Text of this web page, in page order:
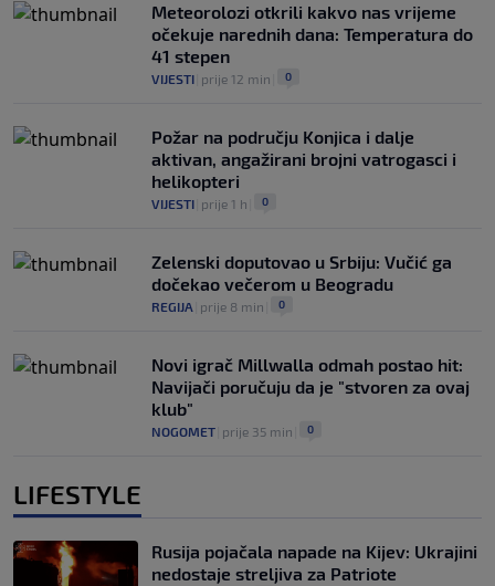
Meteorolozi otkrili kakvo nas vrijeme
očekuje narednih dana: Temperatura do
41 stepen
VIJESTI prije 12 min 0
Požar na području Konjica i dalje
aktivan, angažirani brojni vatrogasci i
helikopteri
VIJESTI prije 1 h 0
Zelenski doputovao u Srbiju: Vučić ga
dočekao večerom u Beogradu
REGIJA prije 8 min 0
Novi igrač Millwalla odmah postao hit:
Navijači poručuju da je "stvoren za ovaj
klub"
NOGOMET prije 35 min 0
LIFESTYLE
Rusija pojačala napade na Kijev: Ukrajini
nedostaje streljiva za Patriote